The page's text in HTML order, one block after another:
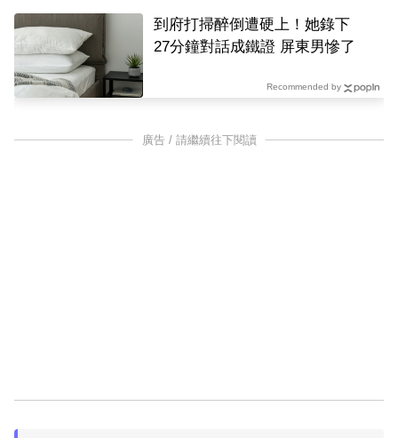
到府打掃醉倒遭硬上！她錄下
27分鐘對話成鐵證 屏東男慘了
Recommended by
廣告 / 請繼續往下閱讀